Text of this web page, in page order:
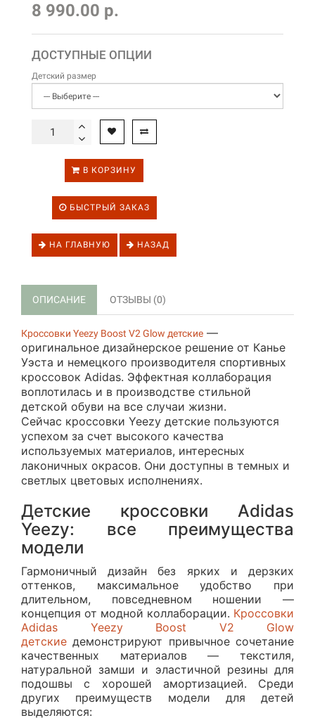
8 990.00 р.
ДОСТУПНЫЕ ОПЦИИ
Детский размер
В КОРЗИНУ
БЫСТРЫЙ ЗАКАЗ
НА ГЛАВНУЮ НАЗАД
ОПИСАНИЕ ОТЗЫВЫ (0)
Кроссовки Yeezy Boost V2 Glow детские —
оригинальное дизайнерское решение от Канье
Уэста и немецкого производителя спортивных
кроссовок Adidas. Эффектная коллаборация
воплотилась и в производстве стильной
детской обуви на все случаи жизни.
Сейчас кроссовки Yeezy детские пользуются
успехом за счет высокого качества
используемых материалов, интересных
лаконичных окрасов. Они доступны в темных и
светлых цветовых исполнениях.
Детские кроссовки Adidas
Yeezy: все преимущества
модели
Гармоничный дизайн без ярких и дерзких
оттенков, максимальное удобство при
длительном, повседневном ношении —
концепция от модной коллаборации. Кроссовки
Adidas Yeezy Boost V2 Glow
детские демонстрируют привычное сочетание
качественных материалов — текстиля,
натуральной замши и эластичной резины для
подошвы с хорошей амортизацией. Среди
других преимуществ модели для детей
выделяются: